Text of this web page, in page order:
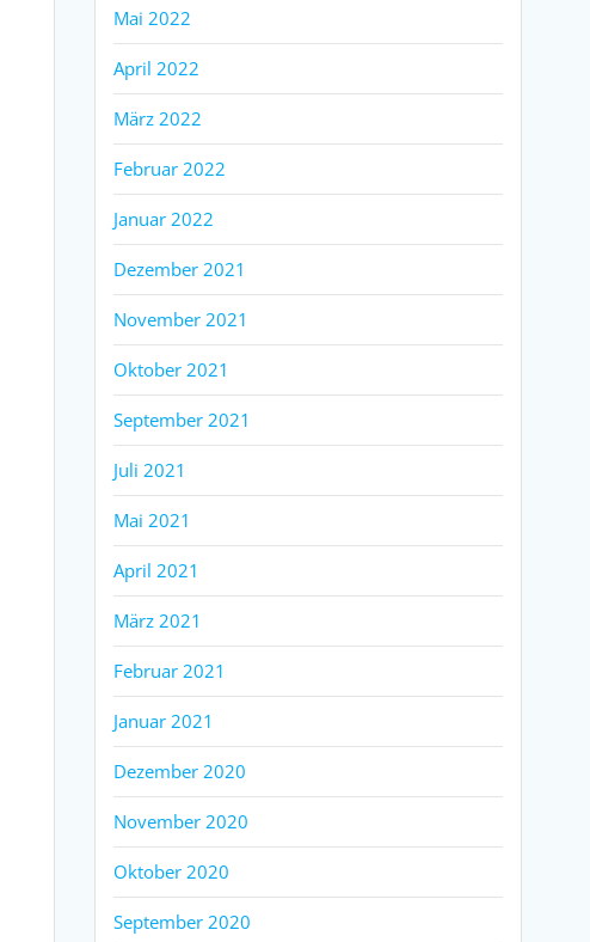
Mai 2022
April 2022
März 2022
Februar 2022
Januar 2022
Dezember 2021
November 2021
Oktober 2021
September 2021
Juli 2021
Mai 2021
April 2021
März 2021
Februar 2021
Januar 2021
Dezember 2020
November 2020
Oktober 2020
September 2020